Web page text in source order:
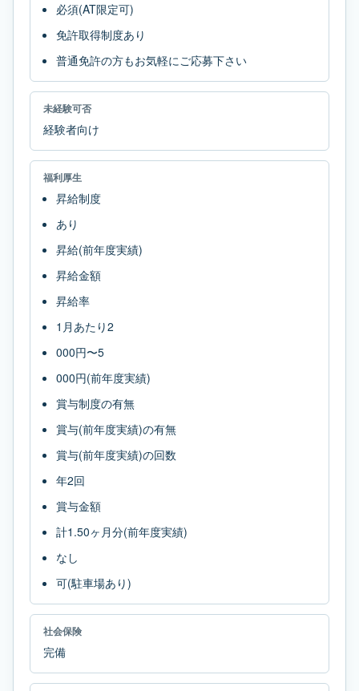
必須(AT限定可)
免許取得制度あり
普通免許の方もお気軽にご応募下さい
未経験可否
経験者向け
福利厚生
昇給制度
あり
昇給(前年度実績)
昇給金額
昇給率
1月あたり2
000円〜5
000円(前年度実績)
賞与制度の有無
賞与(前年度実績)の有無
賞与(前年度実績)の回数
年2回
賞与金額
計1.50ヶ月分(前年度実績)
なし
可(駐車場あり)
社会保険
完備